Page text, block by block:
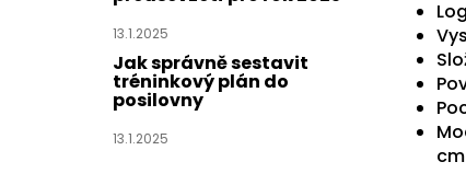
13.1.2025
Jak správně sestavit
tréninkový plán do
posilovny
13.1.2025